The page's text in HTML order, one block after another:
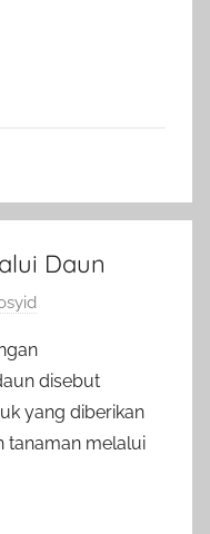
Daun
disebut
yang diberikan
tanaman melalui